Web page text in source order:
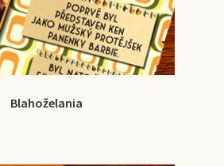
Blahoželania